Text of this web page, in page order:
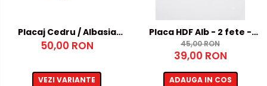
Placaj Cedru / Albasia
4mm
50,00 RON
VEZI VARIANTE
Placa HDF Alb - 2 fete -
5mm, 500x1000mm
45,00 RON
39,00 RON
ADAUGA IN COS